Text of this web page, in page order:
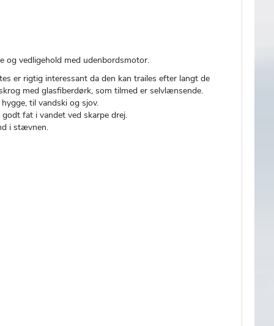
og vedligehold med udenbordsmotor.
er rigtig interessant da den kan trailes efter langt de
med glasfiberdørk, som tilmed er selvlænsende.
til vandski og sjov.
fat i vandet ved skarpe drej.
i stævnen.